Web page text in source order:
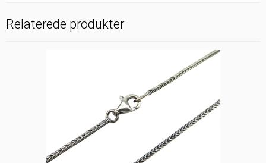
Relaterede produkter